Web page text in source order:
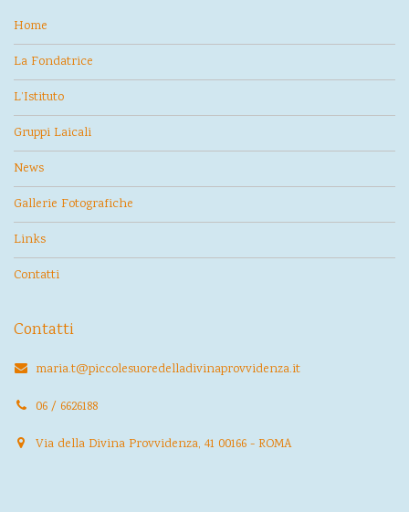
Home
La Fondatrice
L’Istituto
Gruppi Laicali
News
Gallerie Fotografiche
Links
Contatti
Contatti
maria.t@piccolesuoredelladivinaprovvidenza.it
06 / 6626188
Via della Divina Provvidenza, 41 00166 - ROMA